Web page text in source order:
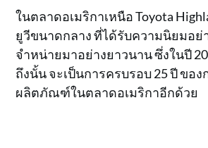
ในตลาดอเมริกาเหนือ Toyota
ยูวีขนาดกลาง ที่ได้รับความนิยมอย่
จำหน่ายมาอย่างยาวนาน ซึ่งในปี
ถึงนั้น จะเป็นการครบรอบ 25 ปี ของ
ผลิตภัณฑ์ในตลาดอเมริกาอีกด้วย